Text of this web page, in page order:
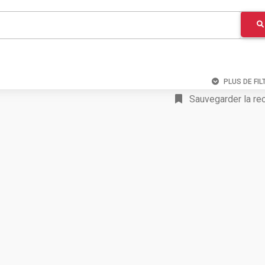
PLUS DE
Sauvegarder la